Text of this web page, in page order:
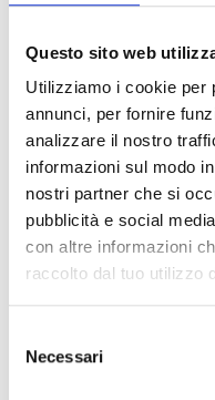
Questo sito web
Utilizziamo i cookie per
annunci, per fornire
analizzare il nostro
informazioni sul modo
nostri partner che si
pubblicità e social
con altre informazioni
raccolto dal tuo utilizzo
delNecessari
(€ 9,84 Tax excl.)
Non assegnata